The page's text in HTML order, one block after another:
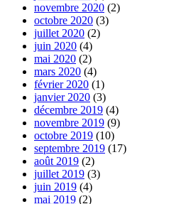
novembre 2020 (2)
octobre 2020 (3)
juillet 2020 (2)
juin 2020 (4)
mai 2020 (2)
mars 2020 (4)
février 2020 (1)
janvier 2020 (3)
décembre 2019 (4)
novembre 2019 (9)
octobre 2019 (10)
septembre 2019 (17)
août 2019 (2)
juillet 2019 (3)
juin 2019 (4)
mai 2019 (2)